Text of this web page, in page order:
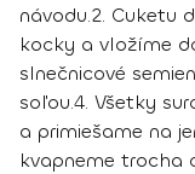
návodu.2. Cuketu
kocky a vložíme
slnečnicové
soľou.4. Všetky
a primiešame na
kvapneme trocha